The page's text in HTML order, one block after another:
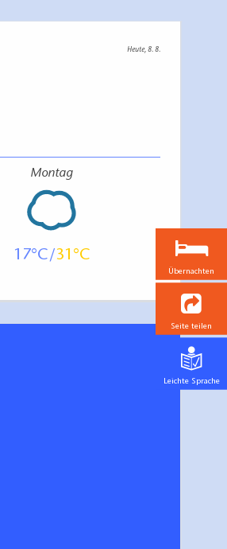
Heute, 8. 8.
Montag
17 31
Übernachten
Seite teilen
Leichte Sprache